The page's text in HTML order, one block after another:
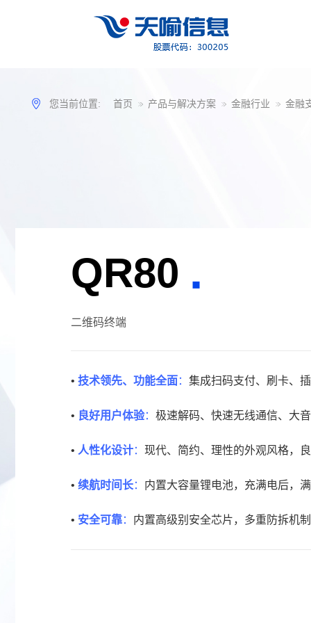
您当前位置: 首页 产品与解决方案 金融行业 金融
QR80
二维码终端
• 技术领先、功能全面： 集成扫码支付、刷卡、
• 良好用户体验： 极速解码、快速无线通信、大
• 人性化设计： 现代、简约、理性的外观风格，
• 续航时间长： 内置大容量锂电池，充满电后，
• 安全可靠： 内置高级别安全芯片，多重防拆机